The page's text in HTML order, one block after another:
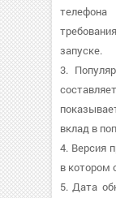
запуске.
3.
вклад в
4. Версия
в котором
5. Дата